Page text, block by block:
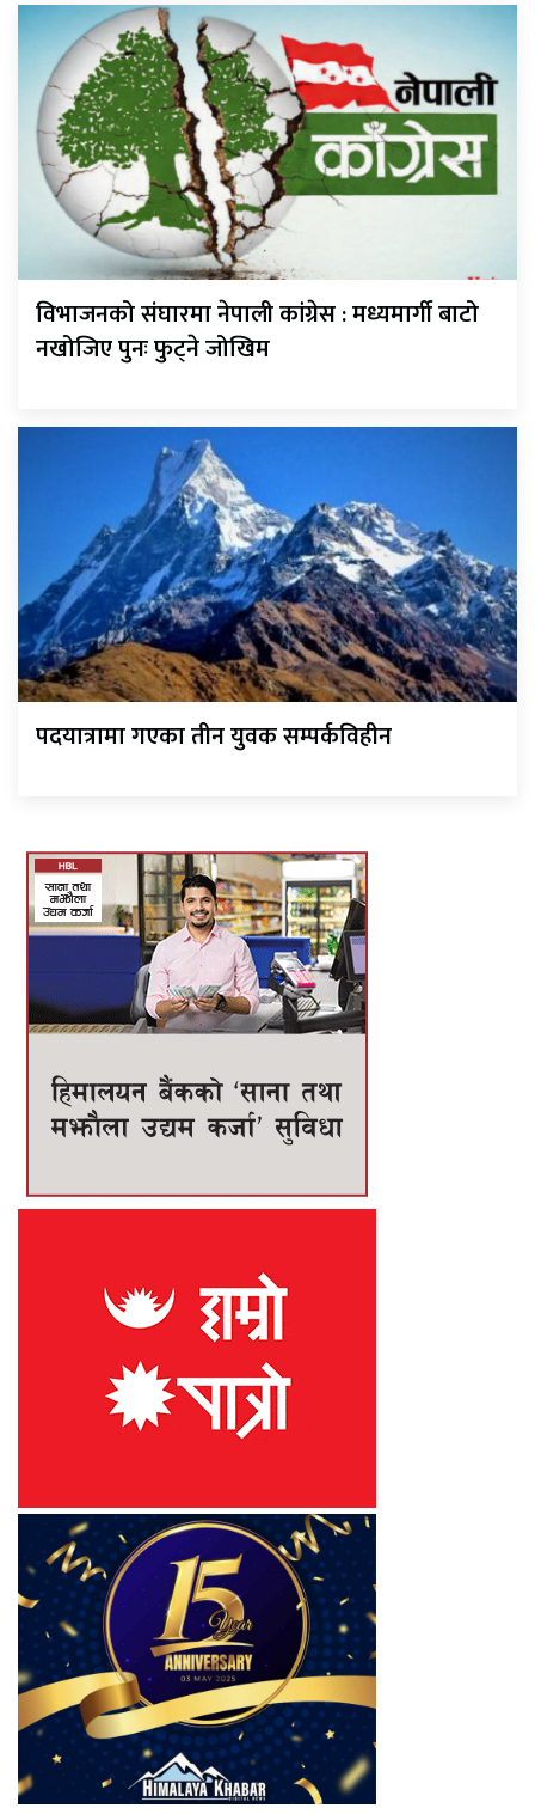
विभाजनको संघारमा नेपाली कांग्रेस : मध्यमार्गी बाटो
नखोजिए पुनः फुट्ने जोखिम
पदयात्रामा गएका तीन युवक सम्पर्कविहीन